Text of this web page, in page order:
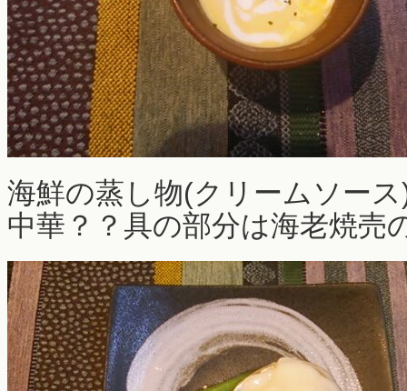
海鮮の蒸し物(クリームソー
中華？？具の部分は海老焼売